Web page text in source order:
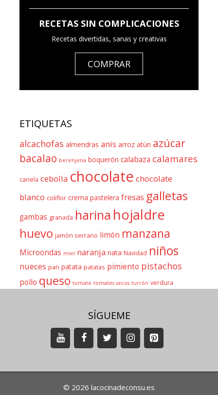
RECETAS SIN COMPLICACIONES
Recetas divertidas, sanas y creativas
COMPRAR
ETIQUETAS
alcachofas almendras anis arroz atún azúcar
bacalao berenjena boquerón calabaza calamares
canela cebolla chocolate chocolate
blanco coliflor crema pastelera fresas galletas
gambas granada harina hojaldre
huevo jamón serrano limón manzana
Microondas miel naranja nata Navidad niños
nueces pan patata patatas pimiento pistachos
pollo queso tomate tomates secos turrón verdura
SÍGUEME
© 2026 lacocinadeconsu.es